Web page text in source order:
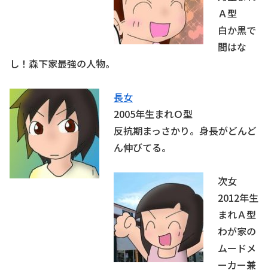
Ａ型
白か黒で
間はな
し！森下家最強の人物。
長女
2005年生まれＯ型
反抗期まっさかり。身長がどんど
ん伸びてる。
次女
2012年生
まれＡ型
わが家の
ムードメ
ーカー兼